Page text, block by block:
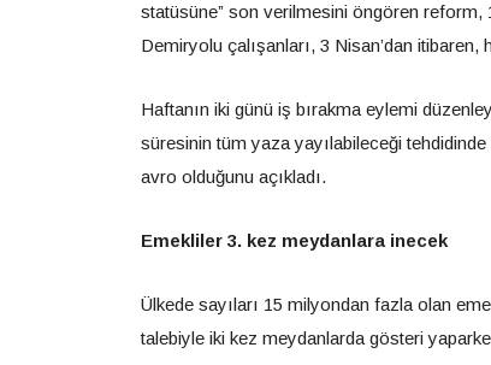
statüsüne” son verilmesini öngören reform,
Demiryolu çalışanları, 3 Nisan’dan
Haftanın iki günü iş bırakma eylemi
süresinin tüm yaza yayılabileceği
avro olduğunu açıkladı.
Emekliler 3. kez meydanlara inecek
Ülkede sayıları 15 milyondan fazla olan
talebiyle iki kez meydanlarda gösteri